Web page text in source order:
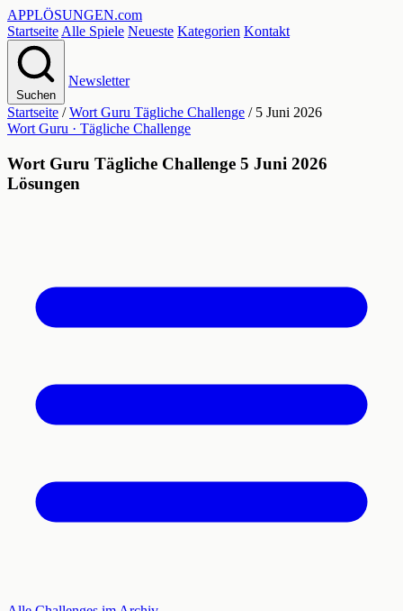
APPLÖSUNGEN.com
Startseite Alle Spiele Neueste Kategorien Kontakt
Suchen
Newsletter
Startseite / Wort Guru Tägliche Challenge / 5 Juni 2026
Wort Guru · Tägliche Challenge
Wort Guru Tägliche Challenge 5 Juni 2026
Lösungen